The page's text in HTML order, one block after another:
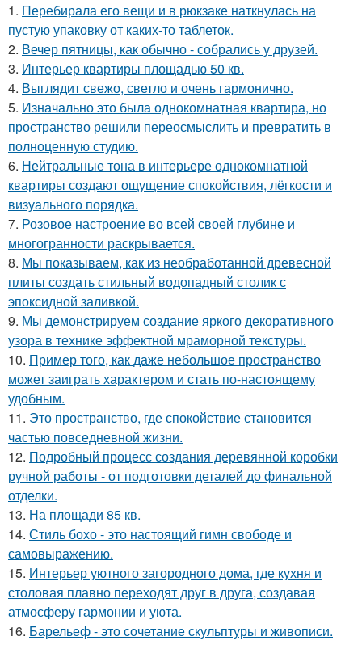
1. Перебирала его вещи и в рюкзаке наткнулась на
пустую упаковку от каких-то таблеток.
2. Вечер пятницы, как обычно - собрались у друзей.
3. Интерьер квартиры площадью 50 кв.
4. Выглядит свежо, светло и очень гармонично.
5. Изначально это была однокомнатная квартира, но
пространство решили переосмыслить и превратить в
полноценную студию.
6. Нейтральные тона в интерьере однокомнатной
квартиры создают ощущение спокойствия, лёгкости и
визуального порядка.
7. Розовое настроение во всей своей глубине и
многогранности раскрывается.
8. Мы показываем, как из необработанной древесной
плиты создать стильный водопадный столик с
эпоксидной заливкой.
9. Мы демонстрируем создание яркого декоративного
узора в технике эффектной мраморной текстуры.
10. Пример того, как даже небольшое пространство
может заиграть характером и стать по-настоящему
удобным.
11. Это пространство, где спокойствие становится
частью повседневной жизни.
12. Подробный процесс создания деревянной коробки
ручной работы - от подготовки деталей до финальной
отделки.
13. На площади 85 кв.
14. Стиль бохо - это настоящий гимн свободе и
самовыражению.
15. Интерьер уютного загородного дома, где кухня и
столовая плавно переходят друг в друга, создавая
атмосферу гармонии и уюта.
16. Барельеф - это сочетание скульптуры и живописи.